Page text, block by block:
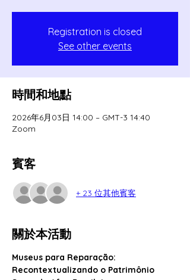
Registration is closed
See other events
時間和地點
2026年6月03日 14:00 – GMT-3 14:40
Zoom
賓客
+ 23 位其他賓客
關於本活動
Museus para Reparação:
Recontextualizando o Patrimônio